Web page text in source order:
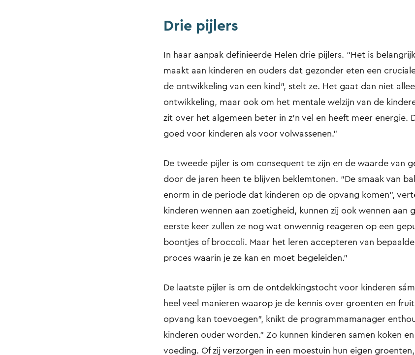
Drie pijlers
In haar aanpak deﬁnieerde Helen drie pijlers. “Het is
maakt aan kinderen en ouders dat gezonder eten een
de ontwikkeling van een kind”, stelt ze. Het gaat dan niet
ontwikkeling, maar ook om het mentale welzijn van de
zit over het algemeen beter in z'n vel en heeft meer energie.
goed voor kinderen als voor volwassenen.”
De tweede pijler is om consequent te zijn en de waarde van
door de jaren heen te blijven beklemtonen. “De smaak van
enorm in de periode dat kinderen op de opvang komen”,
kinderen wennen aan zoetigheid, kunnen zij ook wennen aan
eerste keer zullen ze nog wat onwennig reageren op een
boontjes of broccoli. Maar het leren accepteren van bepaalde
proces waarin je ze kan en moet begeleiden.”
De laatste pijler is om de ontdekkingstocht voor kinderen
heel veel manieren waarop je de kennis over groenten en
opvang kan toevoegen”, knikt de programmamanager
kinderen ouder worden.” Zo kunnen kinderen samen koken
voeding. Of zij verzorgen in een moestuin hun eigen